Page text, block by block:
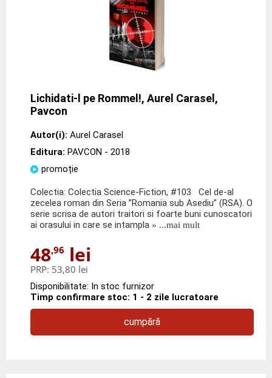
Lichidati-l pe Rommel!, Aurel Carasel,
Pavcon
Autor(i): Aurel Carasel
Editura: PAVCON - 2018
promoție
Colectia: Colectia Science-Fiction, #103 Cel de-al
zecelea roman din Seria ”Romania sub Asediu” (RSA). O
serie scrisa de autori traitori si foarte buni cunoscatori
ai orasului in care se intampla » ...mai mult
48,96 lei
PRP: 53,80 lei
Disponibilitate: In stoc furnizor
Timp confirmare stoc: 1 - 2 zile lucratoare
cumpără